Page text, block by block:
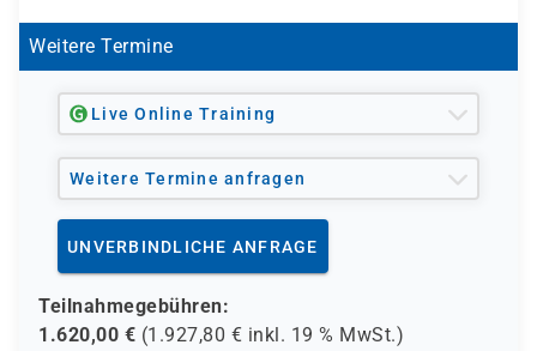
Weitere Termine
Live Online Training
Weitere Termine anfragen
UNVERBINDLICHE ANFRAGE
Teilnahmegebühren:
1.620,00 € (1.927,80 € inkl. 19 % MwSt.)